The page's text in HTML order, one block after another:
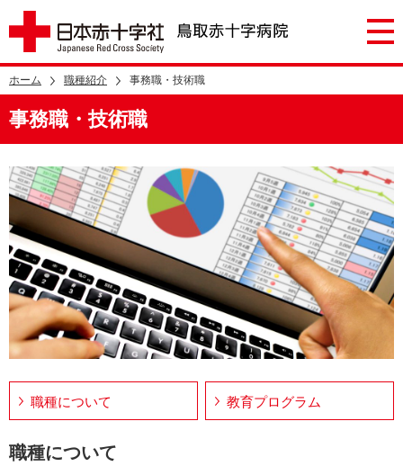
ホーム 職種紹介 事務職・技術職
事務職・技術職
職種について 教育プログラム
職種について